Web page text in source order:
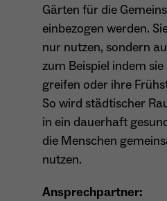
Gärten für die
einbezogen werden.
nur nutzen, sondern
zum Beispiel indem
greifen oder ihre
So wird städtischer
in ein dauerhaft
die Menschen
nutzen.
Ansprechpartner: